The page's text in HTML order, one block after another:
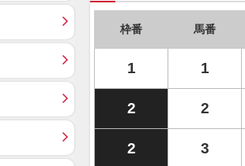
枠番 馬番
1 1
2 2
2 3